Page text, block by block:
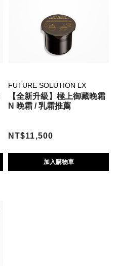
FUTURE SOLUTION LX
【全新升級】極上御藏晚霜
N 晚霜 / 乳霜推薦
NT$11,500
加入購物車